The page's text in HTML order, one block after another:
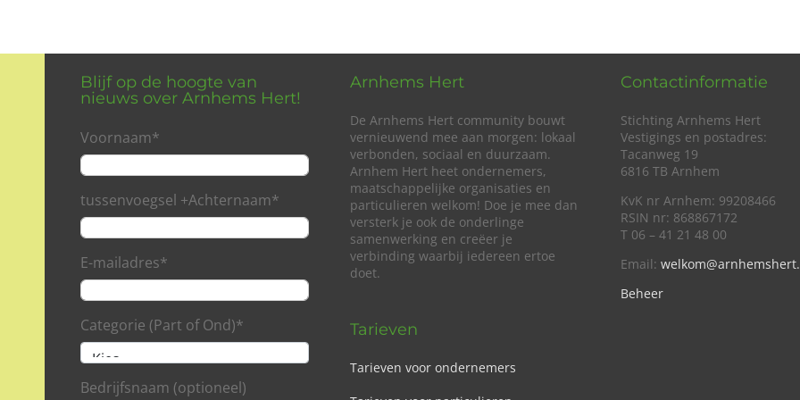
Blijf op de hoogte van
nieuws over Arnhems Hert!
Voornaam*
tussenvoegsel +Achternaam*
E-mailadres*
Categorie (Part of Ond)*
Bedrijfsnaam (optioneel)
Arnhems Hert
De Arnhems Hert community bouwt
vernieuwend mee aan morgen: lokaal
verbonden, sociaal en duurzaam.
Arnhem Hert heet ondernemers,
maatschappelijke organisaties en
particulieren welkom! Doe je mee dan
versterk je ook de onderlinge
samenwerking en creëer je
verbinding waarbij iedereen ertoe
doet.
Tarieven
Tarieven voor ondernemers
Contactinformatie
Stichting Arnhems Hert
Vestigings en postadres:
Tacanweg 19
6816 TB Arnhem
KvK nr Arnhem: 99208466
RSIN nr: 868867172
T 06 – 41 21 48 00
Email:
Beheer